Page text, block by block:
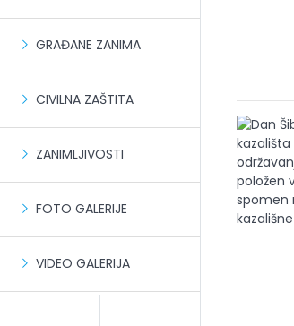
GRAĐANE ZANIMA
CIVILNA ZAŠTITA
ZANIMLJIVOSTI
FOTO GALERIJE
VIDEO GALERIJA